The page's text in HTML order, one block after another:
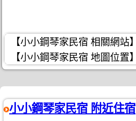
【小小鋼琴家民宿 相關網站】
【小小鋼琴家民宿 地圖位置】
小小鋼琴家民宿 附近住宿